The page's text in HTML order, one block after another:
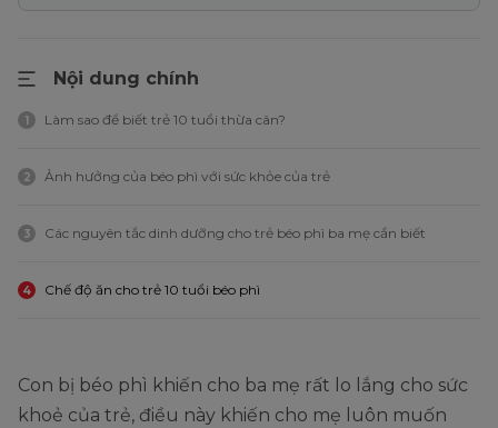
Nội dung chính
1 Làm sao để biết trẻ 10 tuổi thừa cân?
2 Ảnh hưởng của béo phì với sức khỏe của trẻ
3 Các nguyên tắc dinh dưỡng cho trẻ béo phì ba mẹ cần biết
4 Chế độ ăn cho trẻ 10 tuổi béo phì
Con bị béo phì khiến cho ba mẹ rất lo lắng cho sức
khoẻ của trẻ, điều này khiến cho mẹ luôn muốn